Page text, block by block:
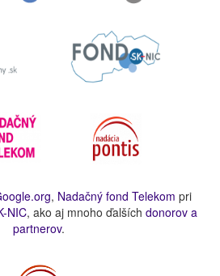
, Nadačný fond Telekom pri
NIC, ako aj mnoho ďalších donorov a
partnerov.